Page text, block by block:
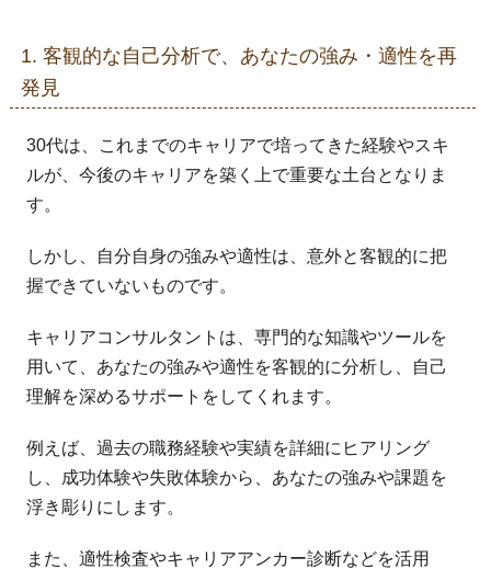
1. 客観的な自己分析で、あなたの強み・適性を再
発見
30代は、これまでのキャリアで培ってきた経験やスキ
ルが、今後のキャリアを築く上で重要な土台となりま
す。
しかし、自分自身の強みや適性は、意外と客観的に把
握できていないものです。
キャリアコンサルタントは、専門的な知識やツールを
用いて、あなたの強みや適性を客観的に分析し、自己
理解を深めるサポートをしてくれます。
例えば、過去の職務経験や実績を詳細にヒアリング
し、成功体験や失敗体験から、あなたの強みや課題を
浮き彫りにします。
また、適性検査やキャリアアンカー診断などを活用